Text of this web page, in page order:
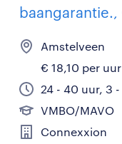
Amstelveen
€ 18,10 per uur
24 - 40 uur, 3
VMBO/MAVO
Connexxion